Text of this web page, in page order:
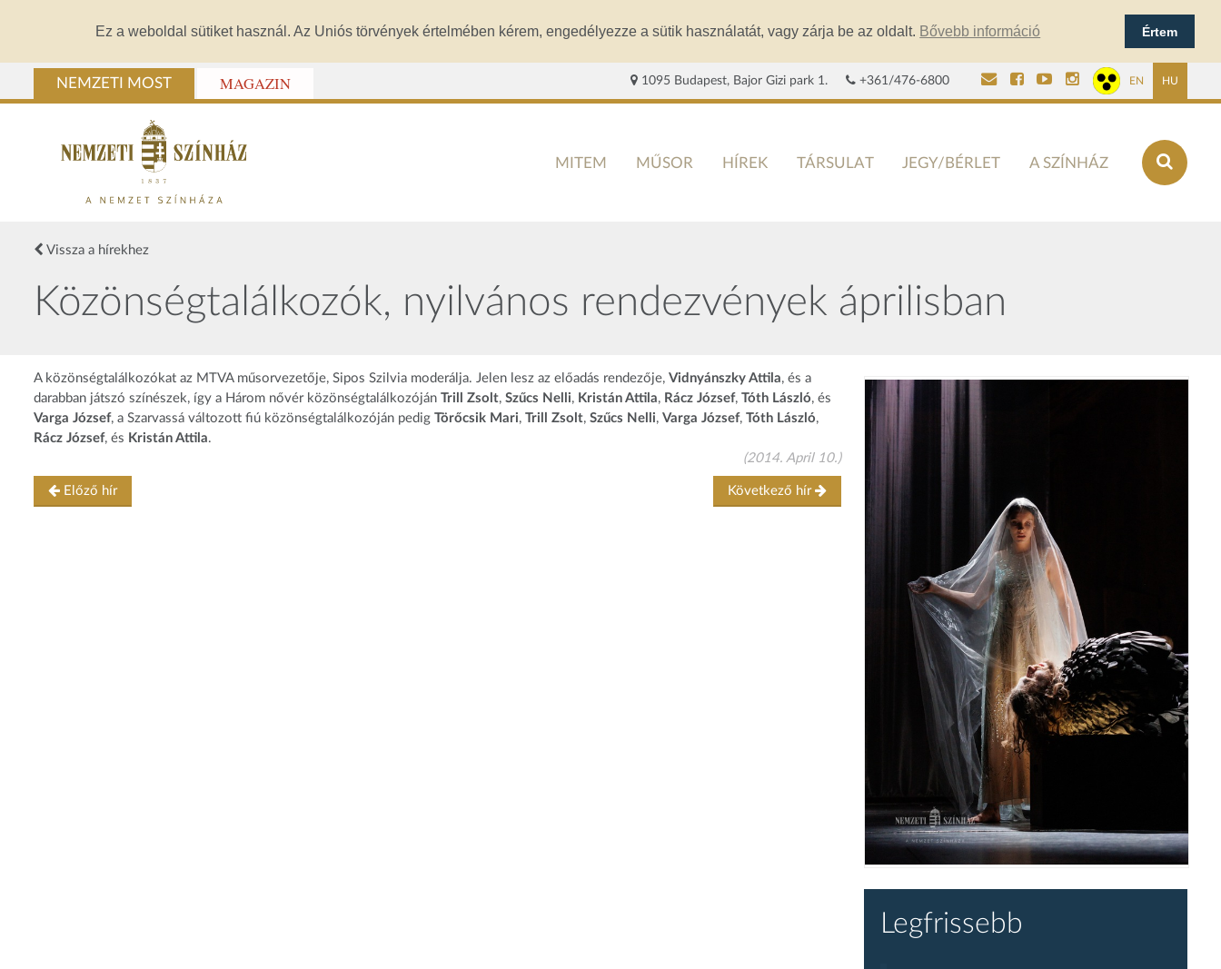
Ez a weboldal sütiket használ. Az Uniós törvények értelmében kérem, engedélyezze a sütik használatát, vagy zárja be az oldalt. Bővebb információ Értem
NEMZETI MOST MAGAZIN 1095 Budapest, Bajor Gizi park 1. +361/476-6800 EN HU
MITEM MŰSOR HÍREK TÁRSULAT JEGY/BÉRLET A SZÍNHÁZ
Vissza a hírekhez
Közönségtalálkozók, nyilvános rendezvények áprilisban
A közönségtalálkozókat az MTVA műsorvezetője, Sipos Szilvia moderálja. Jelen lesz az előadás rendezője, Vidnyánszky Attila, és a
darabban játszó színészek, így a Három nővér közönségtalálkozóján Trill Zsolt, Szűcs Nelli, Kristán Attila, Rácz József, Tóth László, és
Varga József, a Szarvassá változott fiú közönségtalálkozóján pedig Törőcsik Mari, Trill Zsolt, Szűcs Nelli, Varga József, Tóth László,
Rácz József, és Kristán Attila.
(2014. April 10.)
Előző hír Következő hír
Legfrissebb